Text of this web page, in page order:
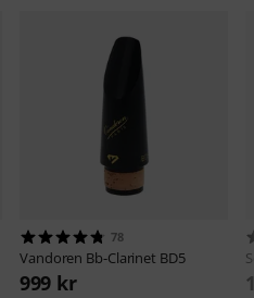
78
Vandoren Bb-Clarinet BD5
999 kr